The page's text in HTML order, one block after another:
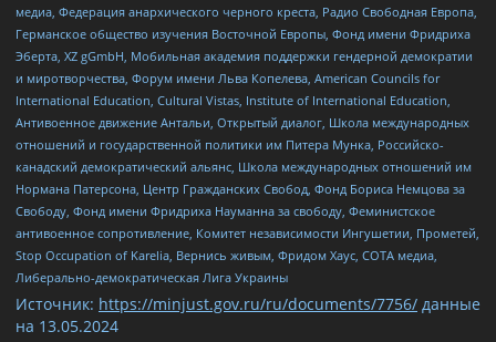
медиа, Федерация анархического черного креста, Радио Свободная Европа,
Германское общество изучения Восточной Европы, Фонд имени Фридриха
Эберта, XZ gGmbH, Мобильная академия поддержки гендерной демократии
и миротворчества, Форум имени Льва Копелева, American Councils for
International Education, Cultural Vistas, Institute of International Education,
Антивоенное движение Антальи, Открытый диалог, Школа международных
отношений и государственной политики им Питера Мунка, Российско-
канадский демократический альянс, Школа международных отношений им
Нормана Патерсона, Центр Гражданских Свобод, Фонд Бориса Немцова за
Свободу, Фонд имени Фридриха Науманна за свободу, Феминистское
антивоенное сопротивление, Комитет независимости Ингушетии, Прометей,
Stop Occupation of Karelia, Вернись живым, Фридом Хаус, СОТА медиа,
Либерально-демократическая Лига Украины
Источник: https://minjust.gov.ru/ru/documents/7756/ данные
на 13.05.2024